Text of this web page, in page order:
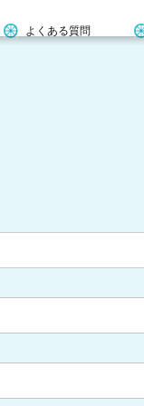
よくある質問